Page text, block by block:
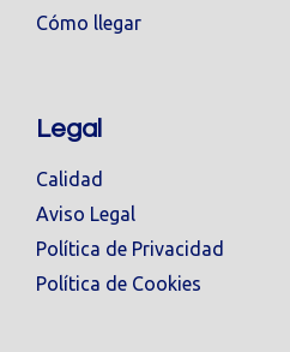
Cómo llegar
Legal
Calidad
Aviso Legal
Política de Privacidad
Política de Cookies